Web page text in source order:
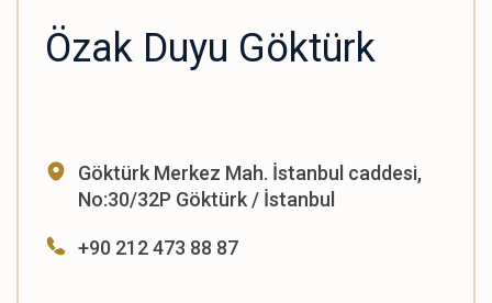
Özak Duyu Göktürk
Göktürk Merkez Mah. İstanbul caddesi,
No:30/32P Göktürk / İstanbul
+90 212 473 88 87